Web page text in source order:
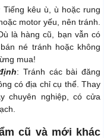
Tiếng kêu ù, ù hoặc rung
motor yếu, nên tránh.
là hàng cũ, bạn vẫn có
né tránh hoặc không
mua!
: Tránh các bài đăng
có địa chỉ cụ thể. Thay
chuyên nghiệp, có cửa
cũ và mới khác